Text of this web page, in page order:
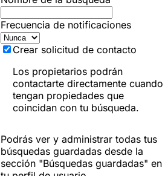
Frecuencia de notificaciones
Crear solicitud de contacto
Los propietarios podrán
contactarte directamente cuando
tengan propiedades que
coincidan con tu búsqueda.
Podrás ver y administrar todas tus
búsquedas guardadas desde la
sección "Búsquedas guardadas" en